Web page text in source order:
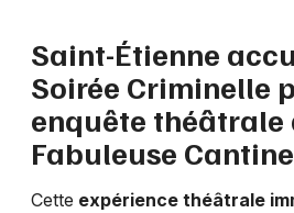
Actus à Saint-Étienne
Magazine à Saint-Étienne
Saint-Étienne
Soirée Criminelle
enquête théâtrale
Fabuleuse Cantine
Cette expérience théâtrale